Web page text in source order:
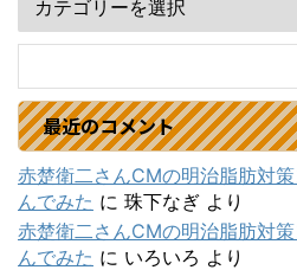
最近のコメント
赤楚衛二さんCMの明治脂肪対
んでみた に 珠下なぎ より
赤楚衛二さんCMの明治脂肪対
んでみた に いろいろ より